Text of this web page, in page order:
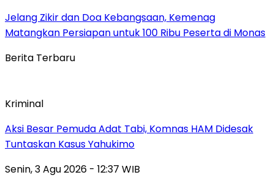
Jelang Zikir dan Doa Kebangsaan, Kemenag
Matangkan Persiapan untuk 100 Ribu Peserta di Monas
Berita Terbaru
Kriminal
Aksi Besar Pemuda Adat Tabi, Komnas HAM Didesak
Tuntaskan Kasus Yahukimo
Senin, 3 Agu 2026 - 12:37 WIB